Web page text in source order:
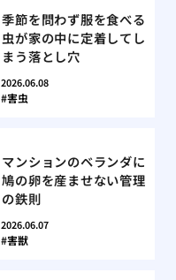
季節を問わず服を食べる
虫が家の中に定着してし
まう落とし穴
2026.06.08
害虫
マンションのベランダに
鳩の卵を産ませない管理
の鉄則
2026.06.07
害獣